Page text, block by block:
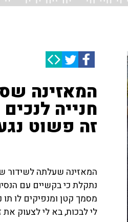
המאזינה
חנייה
זה פשוט
המאזינה שעלתה לשידור
נתקלת כי בקשיים עם
מסמך קטן ומנפיקים לו תו
לי לבכות, בא לי לצעוק